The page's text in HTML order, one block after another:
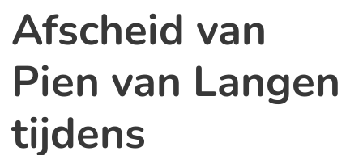
Afscheid van
Pien van Langen
tijdens